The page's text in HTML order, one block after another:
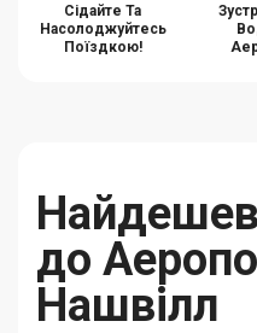
Сідайте Та
Насолоджуйтесь
Поїздкою!
до
Нашвілл